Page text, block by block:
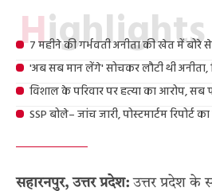
Highlights
7 महीने की गर्भवती अनीता की खेत में बोरे
'अब सब मान लेंगे' सोचकर लौटी थी अनीता,
विशाल के परिवार पर हत्या का आरोप, सब
SSP बोले– जांच जारी, पोस्टमार्टम रिपोर्ट
सहारनपुर, उत्तर प्रदेश: उत्तर प्रदेश के